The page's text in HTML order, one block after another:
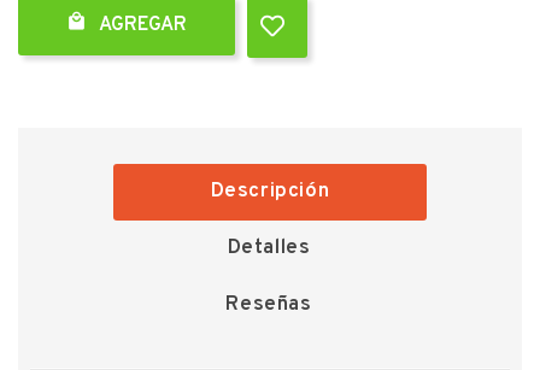
 AGREGAR
Descripción
Detalles
Reseñas